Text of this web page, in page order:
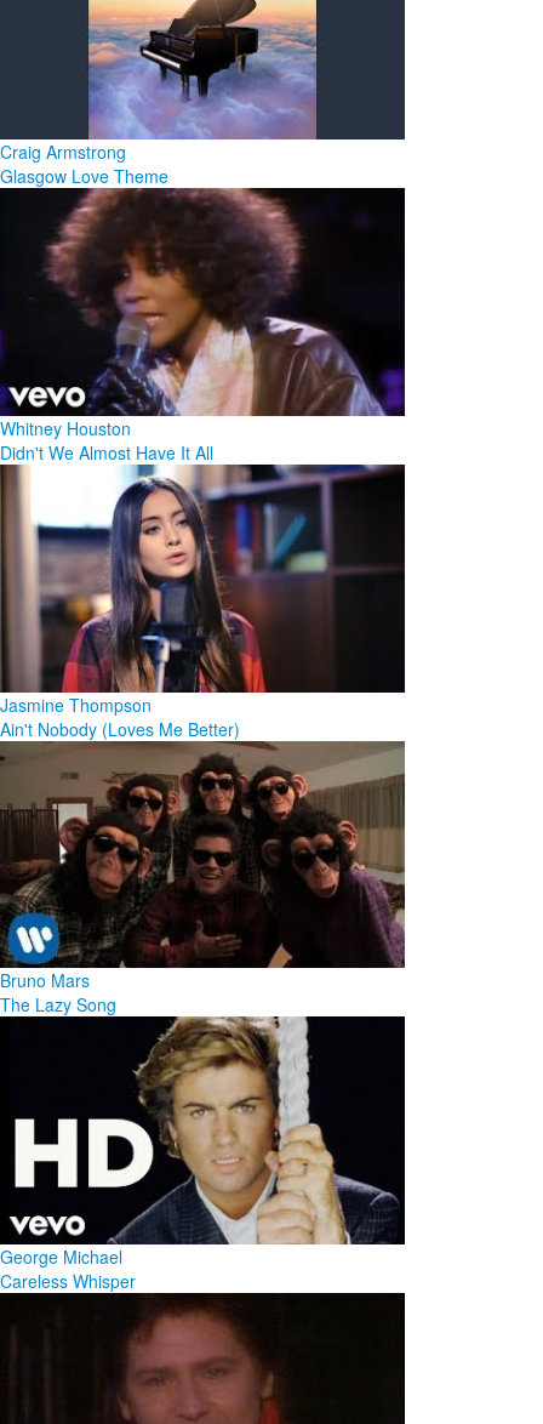
Craig Armstrong
Glasgow Love Theme
Whitney Houston
Didn't We Almost Have It All
Jasmine Thompson
Ain't Nobody (Loves Me Better)
Bruno Mars
The Lazy Song
George Michael
Careless Whisper